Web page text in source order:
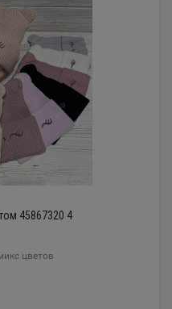
45867320 4
цветов